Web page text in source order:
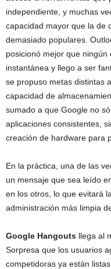
independiente, y muchas
capacidad mayor que la de
demasiado populares.
posicionó mejor que
instantánea y llego a ser
se propuso metas distintas
capacidad de
sumado a que Google no
aplicaciones consistentes,
creación de hardware para
En la práctica, una de las
un mensaje que sea leído
en los otros, lo que evitará
administración más limpia
Google Hangouts llega al
Sorpresa que los usuarios
competidoras ya están